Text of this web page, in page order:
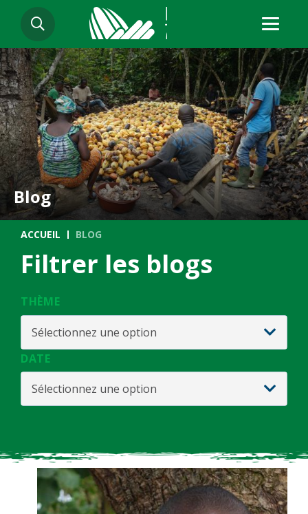
contenu
principal
RECHERCHER
Blog
Fil d'Ariane
ACCUEIL BLOG
Filtrer les blogs
THÈME
Sélectionnez une option
DATE
Sélectionnez une option